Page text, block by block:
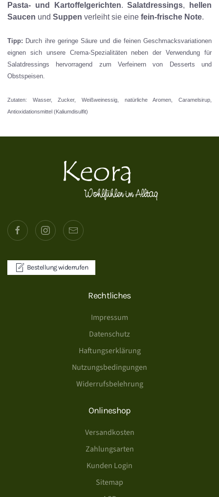
Pasta- und Kartoffelgerichten.Salatdressings,
hellen
Saucen und Suppen verleiht sie eine fein-frische Note.
Tipp: Durch ihre geringe Säure und die feinen Geschmacksvariationen
eignen sich unsere Crema-Spezialitäten neben der Verwendung für
Salatdressings hervorragend zum Verfeinern von Desserts und
Obstspeisen.
Zutaten: Wasser, Zucker, Weißweinessig, natürliche Aromen, Caramelsirup,
Antioxidationsmittel (Kaliumdisulfit)
Bestellung widerrufen
Rechtliches
Impressum
Datenschutz
Haftungserklärung
Nutzungsbedingungen
Widerrufsbelehrung
Onlineshop
Versandkosten
Zahlungsarten
Kunden Login
Sitemap